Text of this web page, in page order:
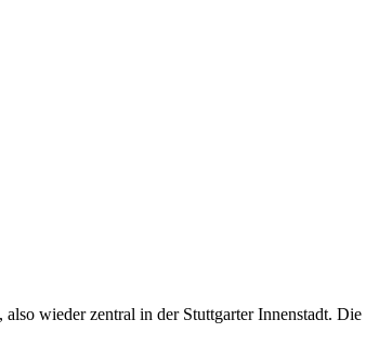
wieder zentral in der Stuttgarter Innenstadt. Die